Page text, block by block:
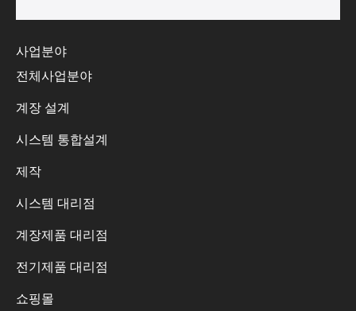
사업분야
전체사업분야
계장 설계
시스템 통합설계
제작
시스템 대리점
계장제품 대리점
전기제품 대리점
쇼핑몰